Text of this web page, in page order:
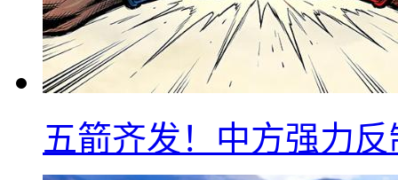
五箭齐发！中方强力